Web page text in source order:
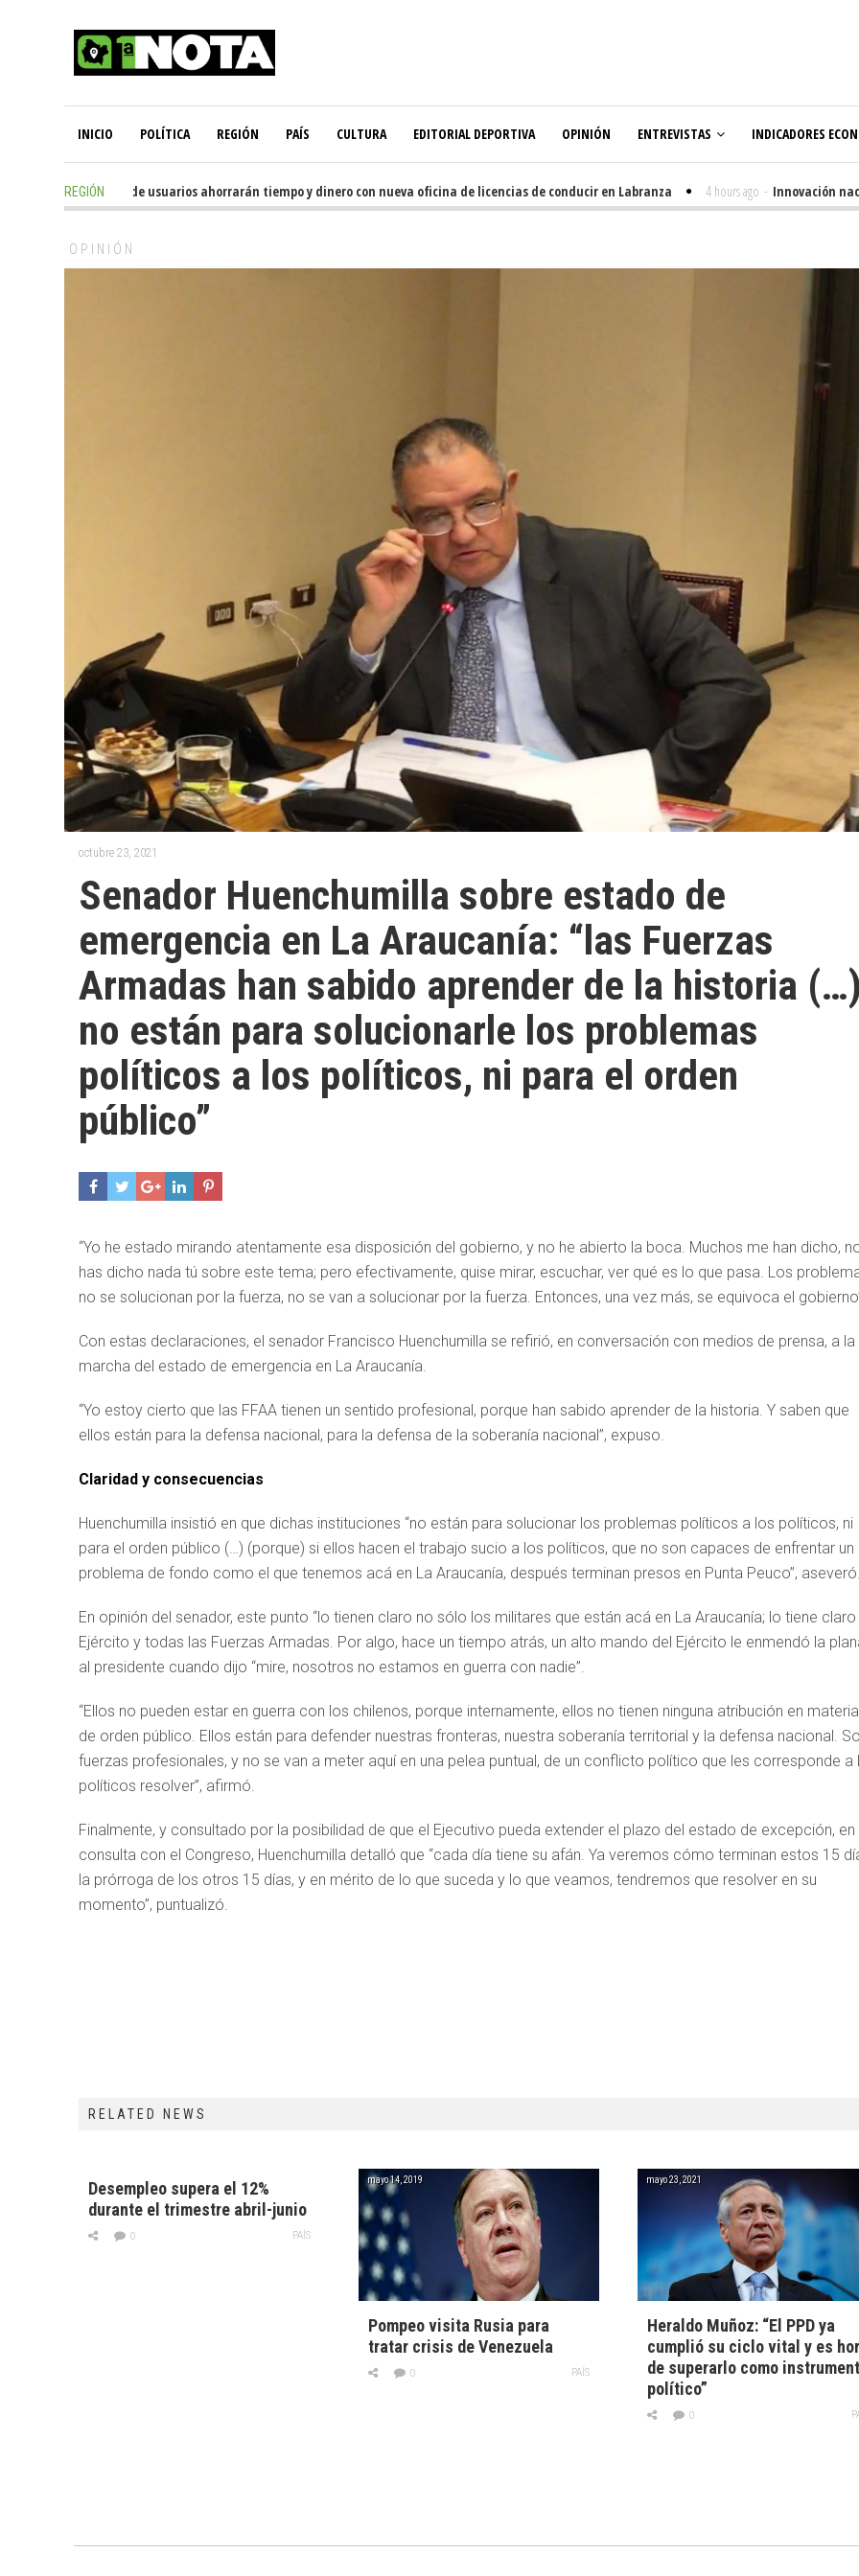
INICIO POLÍTICA REGIÓN PAÍS CULTURA EDITORIAL DEPORTIVA OPINIÓN ENTREVISTAS INDICADORES
REGIÓN
- Miles de usuarios ahorrarán tiempo y dinero con nueva oficina de licencias de conducir en Labranza 4 hours ago - Innovación nacida
OPINIÓN
octubre 23, 2021
Senador Huenchumilla sobre estado de
emergencia en La Araucanía: “las Fuerzas
Armadas han sabido aprender de la historia (…)
no están para solucionarle los problemas
políticos a los políticos, ni para el orden
público”
“Yo he estado mirando atentamente esa disposición del gobierno, y no he abierto la boca. Muchos me han dicho,
has dicho nada tú sobre este tema; pero efectivamente, quise mirar, escuchar, ver qué es lo que pasa. Los
no se solucionan por la fuerza, no se van a solucionar por la fuerza. Entonces, una vez más, se equivoca el
Con estas declaraciones, el senador Francisco Huenchumilla se refirió, en conversación con medios de prensa, a la
marcha del estado de emergencia en La Araucanía.
“Yo estoy cierto que las FFAA tienen un sentido profesional, porque han sabido aprender de la historia. Y saben que
ellos están para la defensa nacional, para la defensa de la soberanía nacional”, expuso.
Claridad y consecuencias
Huenchumilla insistió en que dichas instituciones “no están para solucionar los problemas políticos a los políticos, ni
para el orden público (…) (porque) si ellos hacen el trabajo sucio a los políticos, que no son capaces de enfrentar un
problema de fondo como el que tenemos acá en La Araucanía, después terminan presos en Punta Peuco”, aseveró.
En opinión del senador, este punto “lo tienen claro no sólo los militares que están acá en La Araucanía; lo tiene claro
Ejército y todas las Fuerzas Armadas. Por algo, hace un tiempo atrás, un alto mando del Ejército le enmendó la
al presidente cuando dijo “mire, nosotros no estamos en guerra con nadie”.
“Ellos no pueden estar en guerra con los chilenos, porque internamente, ellos no tienen ninguna atribución en materia
de orden público. Ellos están para defender nuestras fronteras, nuestra soberanía territorial y la defensa nacional.
fuerzas profesionales, y no se van a meter aquí en una pelea puntual, de un conflicto político que les corresponde a
políticos resolver”, afirmó.
Finalmente, y consultado por la posibilidad de que el Ejecutivo pueda extender el plazo del estado de excepción, en
consulta con el Congreso, Huenchumilla detalló que “cada día tiene su afán. Ya veremos cómo terminan estos 15
la prórroga de los otros 15 días, y en mérito de lo que suceda y lo que veamos, tendremos que resolver en su
momento”, puntualizó.
RELATED NEWS
Desempleo supera el 12%
durante el trimestre abril-junio
PAÍS
0
mayo 14, 2019
Pompeo visita Rusia para
tratar crisis de Venezuela
PAÍS
0
mayo 23, 2021
Heraldo Muñoz: “El PPD ya
cumplió su ciclo vital y es
de superarlo como
político”
0